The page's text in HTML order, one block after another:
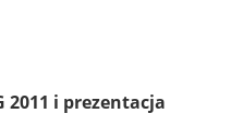
2011 i prezentacja